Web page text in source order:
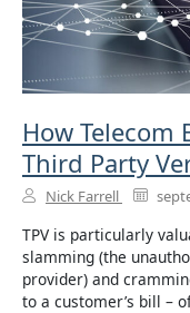
How Telecom
Third Party
Nick Farrell
TPV is particularly
slamming (the
provider) and
to a customer’s bill –